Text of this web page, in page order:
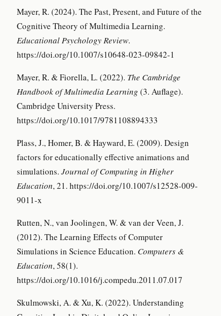
Mayer, R. (2024). The Past, Present, and Future of the
Cognitive Theory of Multimedia Learning.
Educational Psychology Review.
https://doi.org/10.1007/s10648-023-09842-1
Mayer, R. & Fiorella, L. (2022). The Cambridge
Handbook of Multimedia Learning (3. Auflage).
Cambridge University Press.
https://doi.org/10.1017/9781108894333
Plass, J., Homer, B. & Hayward, E. (2009). Design
factors for educationally effective animations and
simulations. Journal of Computing in Higher
Education, 21. https://doi.org/10.1007/s12528-009-
9011-x
Rutten, N., van Joolingen, W. & van der Veen, J.
(2012). The Learning Effects of Computer
Simulations in Science Education. Computers &
Education, 58(1).
https://doi.org/10.1016/j.compedu.2011.07.017
Skulmowski, A. & Xu, K. (2022). Understanding